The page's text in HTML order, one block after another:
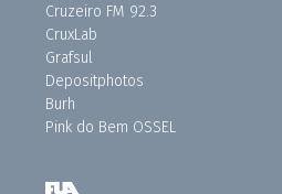
Cruzeiro FM 92.3
CruxLab
Grafsul
Depositphotos
Burh
Pink do Bem OSSEL